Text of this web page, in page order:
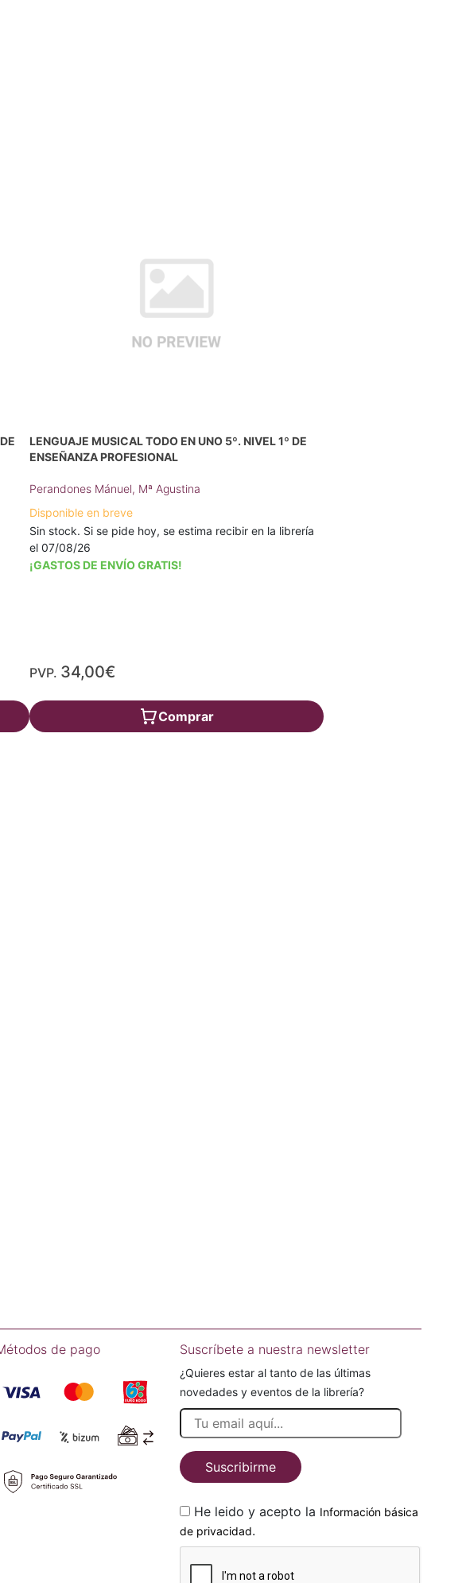
LENGUAJE MUSICAL TODO EN UNO 5º. NIVEL 1º DE
ENSEÑANZA PROFESIONAL
Perandones Mánuel, Mª Agustina
Disponible en breve
Sin stock. Si se pide hoy, se estima recibir en la librería
el 07/08/26
¡GASTOS DE ENVÍO GRATIS!
PVP. 34,00€
Comprar
de pago Suscríbete a nuestra newsletter
¿Quieres estar al tanto de las últimas
novedades y eventos de la librería?
Suscribirme
He leido y acepto la Información básica
de privacidad.